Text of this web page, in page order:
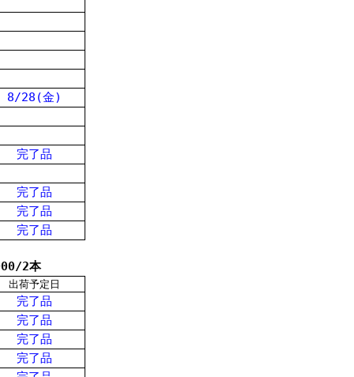
8/28(金)
完了品
完了品
完了品
完了品
2本
出荷予定日
完了品
完了品
完了品
完了品